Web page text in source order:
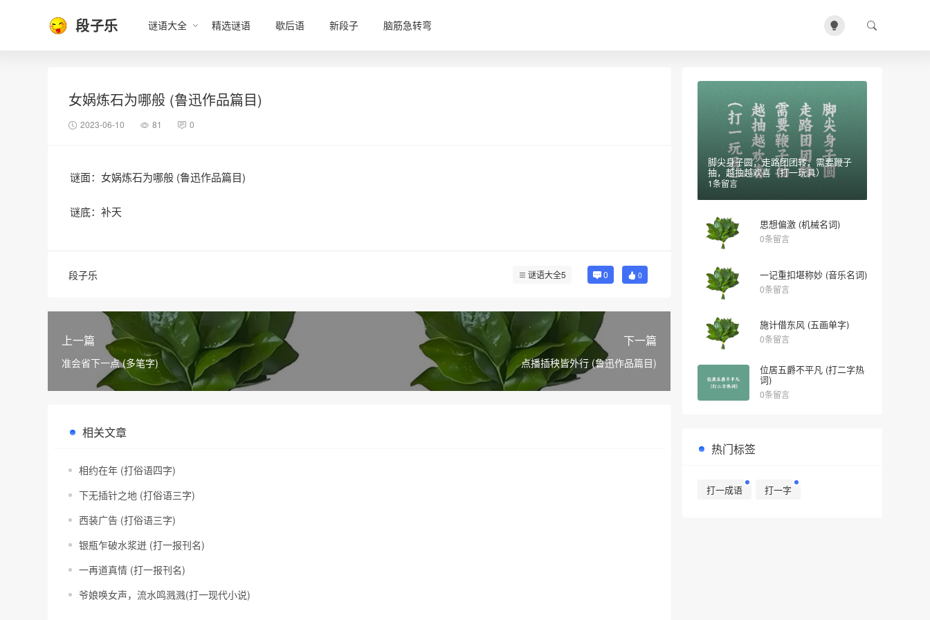
段子乐 谜语大全 精选谜语 歇后语 新段子 脑筋急转弯
女娲炼石为哪般 (鲁迅作品篇目)
2023-06-10 81 0
谜面：女娲炼石为哪般 (鲁迅作品篇目)
谜底：补天
段子乐 谜语大全5 0 0
上一篇
准会省下一点 (多笔字)
下一篇
点播插秧皆外行 (鲁迅作品篇目)
相关文章
相约在年 (打俗语四字)
下无插针之地 (打俗语三字)
西装广告 (打俗语三字)
银瓶乍破水浆迸 (打一报刊名)
一再道真情 (打一报刊名)
爷娘唤女声，流水鸣溅溅(打一现代小说)
脚尖身子圆，走路团团转，需要鞭子
抽，越抽越欢喜（打一玩具）
1条留言
思想偏激 (机械名词)
0条留言
一记重扣堪称妙 (音乐名词)
0条留言
施计借东风 (五画单字)
0条留言
位居五爵不平凡 (打二字热
词)
0条留言
热门标签
打一成语 打一字